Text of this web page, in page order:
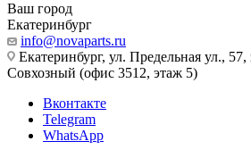
Ваш город
Екатеринбург
info@novaparts.ru
Екатеринбург, ул. Предельная ул.,
Совхозный (офис 3512, этаж 5)
Вконтакте
Telegram
WhatsApp